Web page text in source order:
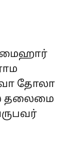
மைஹார்
தோலா
தலைமை